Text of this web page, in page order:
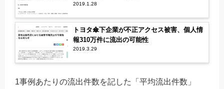
2019.1.28
トヨタ傘下企業が不正アクセス被害、個人情
報310万件に流出の可能性
2019.3.29
1事例あたりの流出件数を記した「平均流出件数」